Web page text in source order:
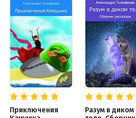
Приключения
Разум в диком